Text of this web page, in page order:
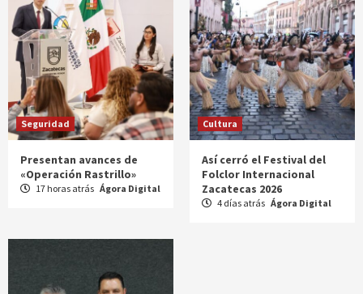
Seguridad
Presentan avances de
«Operación Rastrillo»
17 horas atrás Ágora Digital
Cultura
Así cerró el Festival del
Folclor Internacional
Zacatecas 2026
4 días atrás Ágora Digital